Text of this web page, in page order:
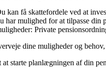
kan få skattefordele ved at
har mulighed for at tilpasse din
Private
dine muligheder og
at starte planlægningen af din